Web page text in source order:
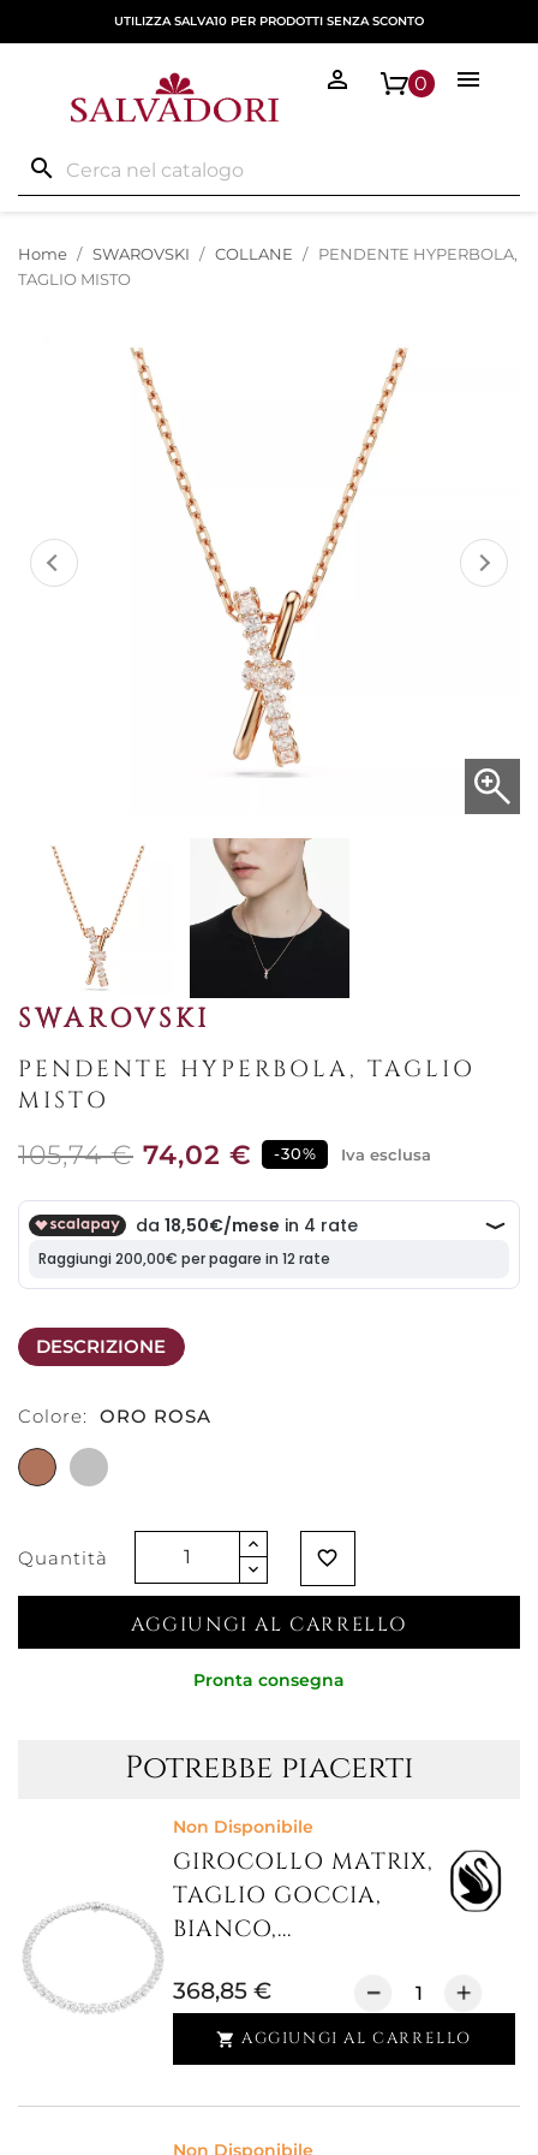
UTILIZZA SALVA10 PER PRODOTTI SENZA SCONTO
search

0

Home SWAROVSKI COLLANE
PENDENTE HYPERBOLA,
TAGLIO MISTO
SWAROVSKI
PENDENTE HYPERBOLA, TAGLIO
MISTO
105,74 € 74,02 € -30% Iva esclusa
DESCRIZIONE
Colore: ORO ROSA
ORO
ROSA
PLACCATO
Quantità favorite_border
AGGIUNGI AL CARRELLO
Pronta consegna
Potrebbe piacerti
Non Disponibile
GIROCOLLO MATRIX,
TAGLIO GOCCIA,
BIANCO,...
368,85 €
 AGGIUNGI AL CARRELLO
Non Disponibile